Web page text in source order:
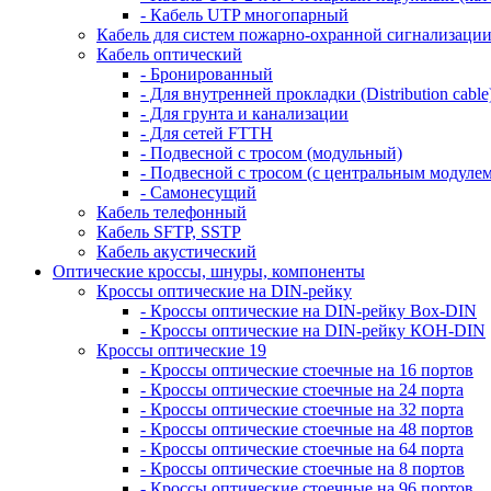
- Кабель UTP многопарный
Кабель для систем пожарно-охранной сигнализации
Кабель оптический
- Бронированный
- Для внутренней прокладки (Distribution
- Для грунта и канализации
- Для сетей FTTH
- Подвесной с тросом (модульный)
- Подвесной с тросом (с центральным
- Самонесущий
Кабель телефонный
Кабель SFTP, SSTP
Кабель акустический
Оптические кроссы, шнуры, компоненты
Кроссы оптические на DIN-рейку
- Кроссы оптические на DIN-рейку Box-DIN
- Кроссы оптические на DIN-рейку КОН-DIN
Кроссы оптические 19
- Кроссы оптические стоечные на 16 портов
- Кроссы оптические стоечные на 24 порта
- Кроссы оптические стоечные на 32 порта
- Кроссы оптические стоечные на 48 портов
- Кроссы оптические стоечные на 64 порта
- Кроссы оптические стоечные на 8 портов